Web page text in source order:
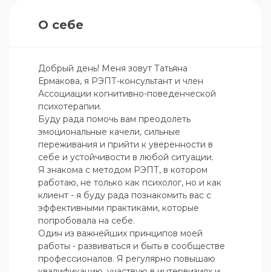
О себе
Добрый день! Меня зовут Татьяна
Ермакова, я РЭПТ-консультант и член
Ассоциации когнитивно-поведенческой
психотерапии.
Буду рада помочь вам преодолеть
эмоциональные качели, сильные
переживания и прийти к уверенности в
себе и устойчивости в любой ситуации.
Я знакома с методом РЭПТ, в котором
работаю, не только как психолог, но и как
клиент - я буду рада познакомить вас с
эффективными практиками, которые
попробовала на себе.
Один из важнейших принципов моей
работы - развиваться и быть в сообществе
профессионалов. Я регулярно повышаю